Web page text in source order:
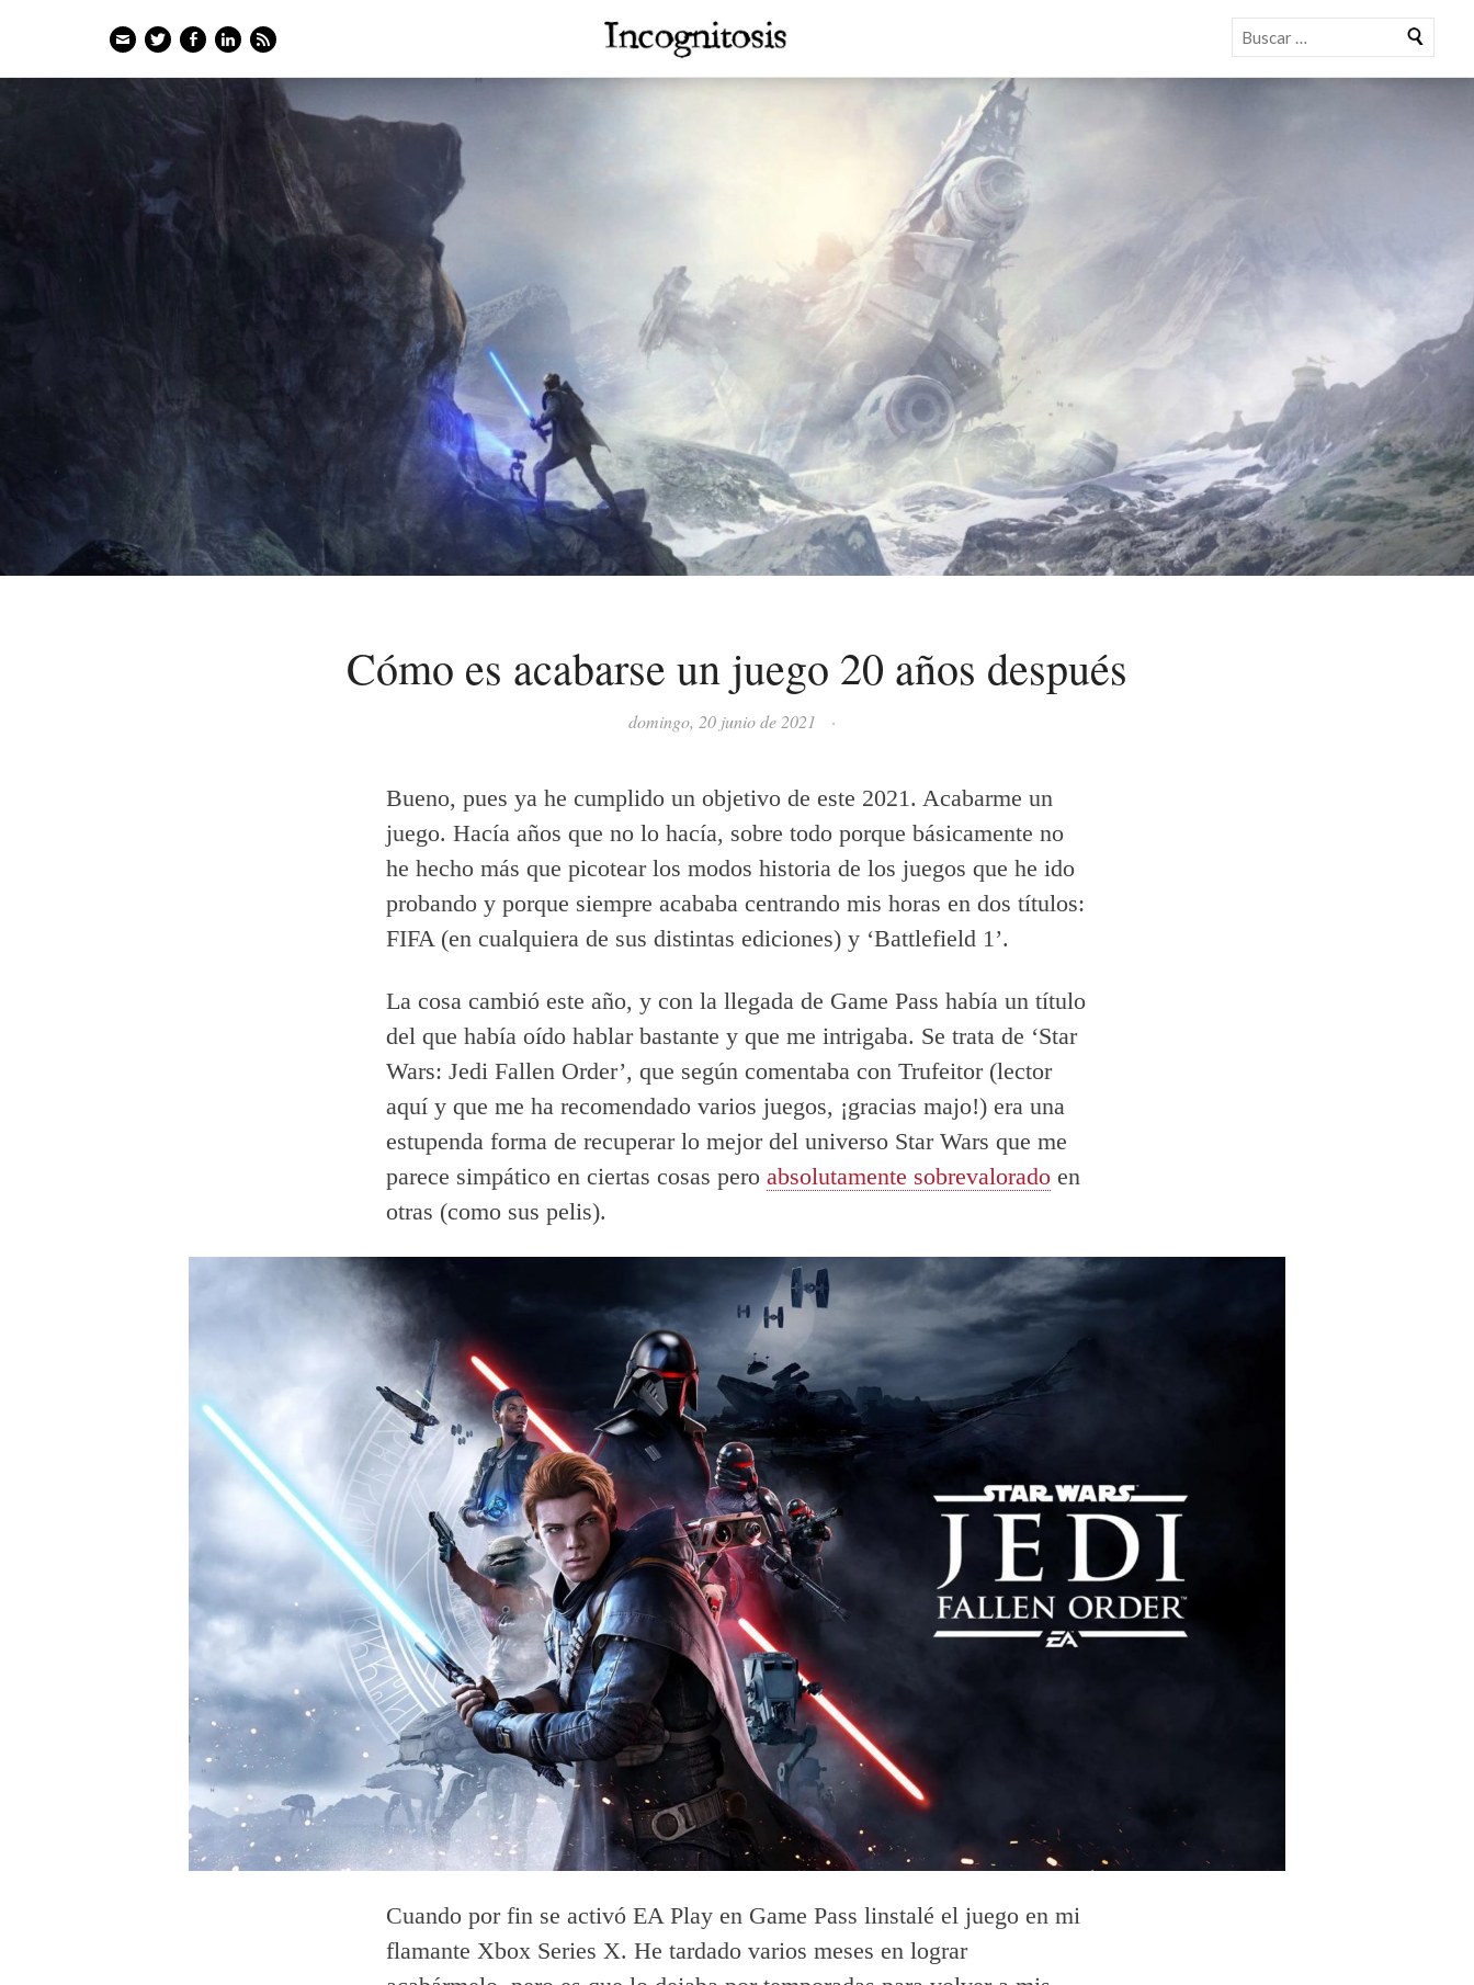
EmailTwitterFacebook
LinkedIn
Feed Buscar
Cómo es acabarse un juego 20 años después
domingo, 20 junio de 2021 ·
Bueno, pues ya he cumplido un objetivo de este 2021. Acabarme un
juego. Hacía años que no lo hacía, sobre todo porque básicamente no
he hecho más que picotear los modos historia de los juegos que he ido
probando y porque siempre acababa centrando mis horas en dos títulos:
FIFA (en cualquiera de sus distintas ediciones) y ‘Battlefield 1’.
La cosa cambió este año, y con la llegada de Game Pass había un título
del que había oído hablar bastante y que me intrigaba. Se trata de ‘Star
Wars: Jedi Fallen Order’, que según comentaba con Trufeitor (lector
aquí y que me ha recomendado varios juegos, ¡gracias majo!) era una
estupenda forma de recuperar lo mejor del universo Star Wars que me
parece simpático en ciertas cosas pero absolutamente sobrevalorado en
otras (como sus pelis).
Cuando por fin se activó EA Play en Game Pass linstalé el juego en mi
flamante Xbox Series X. He tardado varios meses en lograr